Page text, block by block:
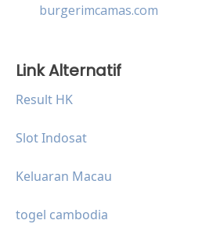
burgerimcamas.com
Link Alternatif
Result HK
Slot Indosat
Keluaran Macau
togel cambodia